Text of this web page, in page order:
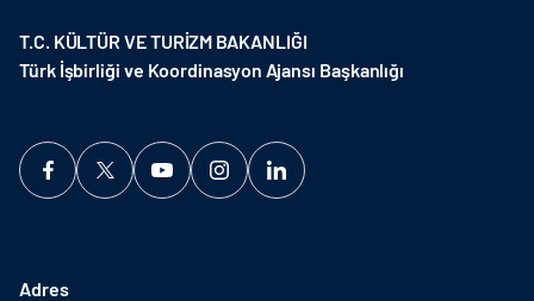
T.C. KÜLTÜR VE TURİZM BAKANLIĞI
Türk İşbirliği ve Koordinasyon Ajansı Başkanlığı
Adres